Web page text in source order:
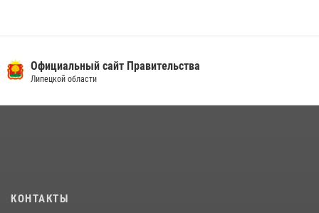
28 июля 2026, 14:38 4
20 июля 2026, 12:22
Официальный сайт Правительства
Липецкой области
КОНТАКТЫ